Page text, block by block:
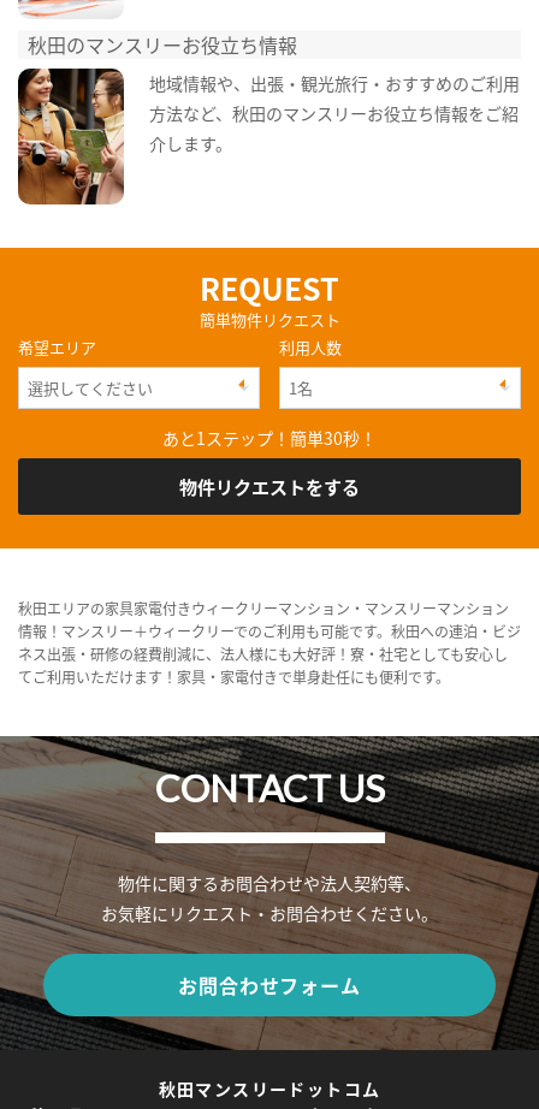
秋田のマンスリーお役立ち情報
地域情報や、出張・観光旅行・おすすめのご利用
方法など、秋田のマンスリーお役立ち情報をご紹
介します。
REQUEST
簡単物件リクエスト
希望エリア
利用人数
あと1ステップ！簡単30秒！
物件リクエストをする
秋田エリアの家具家電付きウィークリーマンション・マンスリーマンション
情報！マンスリー＋ウィークリーでのご利用も可能です。秋田への連泊・ビジ
ネス出張・研修の経費削減に、法人様にも大好評！寮・社宅としても安心し
てご利用いただけます！家具・家電付きで単身赴任にも便利です。
CONTACT US
物件に関するお問合わせや法人契約等、
お気軽にリクエスト・お問合わせください。
お問合わせフォーム
秋田マンスリードットコム